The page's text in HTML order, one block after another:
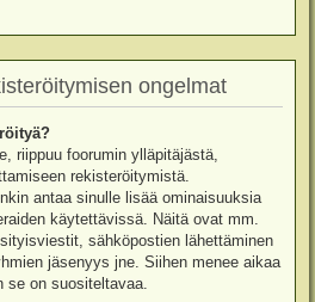
ongelmat
riippuu foorumin ylläpitäjästä,
rekisteröitymistä.
antaa sinulle lisää ominaisuuksia
käytettävissä. Näitä ovat mm.
sähköpostien lähettäminen
jäsenyys jne. Siihen menee aikaa
se on suositeltavaa.